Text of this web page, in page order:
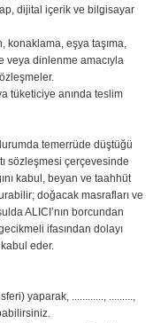
dijital içerik ve bilgisayar
konaklama, eşya taşıma,
veya dinlenme amacıyla
tüketiciye anında teslim
temerrüde düştüğü
sözleşmesi çerçevesinde
kabul, beyan ve taahhüt
doğacak masrafları ve
ALICI’nın borcundan
ifasından dolayı
kabul eder.
yaparak, ............, .........,